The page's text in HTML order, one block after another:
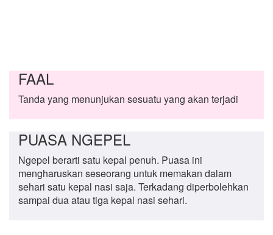
FAAL
Tanda yang menunjukan sesuatu yang akan terjadi
PUASA NGEPEL
Ngepel berarti satu kepal penuh. Puasa ini
mengharuskan seseorang untuk memakan dalam
sehari satu kepal nasi saja. Terkadang diperbolehkan
sampai dua atau tiga kepal nasi sehari.